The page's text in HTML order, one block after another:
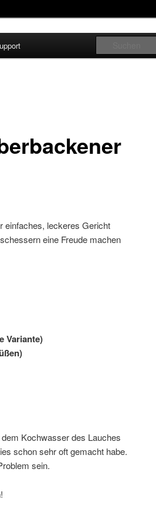
einfaches, leckeres Gericht
eine Freude machen
Variante)
Kochwasser des Lauches
schon sehr oft gemacht habe.
sein.